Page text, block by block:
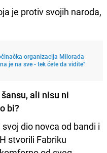
je protiv svojih naroda,
organizacija Milorada
je na sve - tek ćete da vidite"
ali nisu ni
bi?
dio novca od bandi i
stvorili Fabriku